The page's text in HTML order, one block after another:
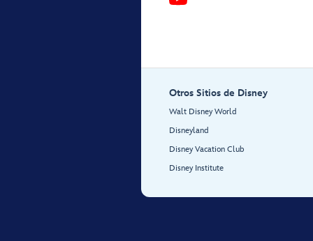
Otros Sitios de Disney
Walt Disney World
Disneyland
Disney Vacation Club
Disney Institute